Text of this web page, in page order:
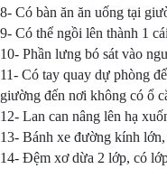
8- Có bàn ăn ăn uống tại
9- Có thể ngồi lên thành 1
10- Phần lưng bó sát vào
11- Có tay quay dự phòng
giường đến nơi không có ổ
12- Lan can nâng lên hạ
13- Bánh xe đường kính
14- Đệm xơ dừa 2 lớp, có